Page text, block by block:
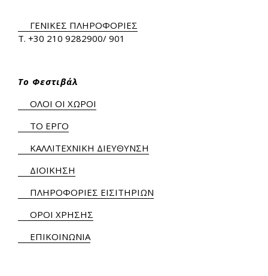
ΓΕΝΙΚΕΣ ΠΛΗΡΟΦΟΡΙΕΣ
Τ. +30 210 9282900/ 901
Το Φεστιβάλ
ΟΛΟΙ ΟΙ ΧΩΡΟΙ
ΤΟ ΕΡΓΟ
ΚΑΛΛΙΤΕΧΝΙΚΗ ΔΙΕΥΘΥΝΣΗ
ΔΙΟΙΚΗΣΗ
ΠΛΗΡΟΦΟΡΙΕΣ ΕΙΣΙΤΗΡΙΩΝ
ΟΡΟΙ ΧΡΗΣΗΣ
ΕΠΙΚΟΙΝΩΝΙΑ